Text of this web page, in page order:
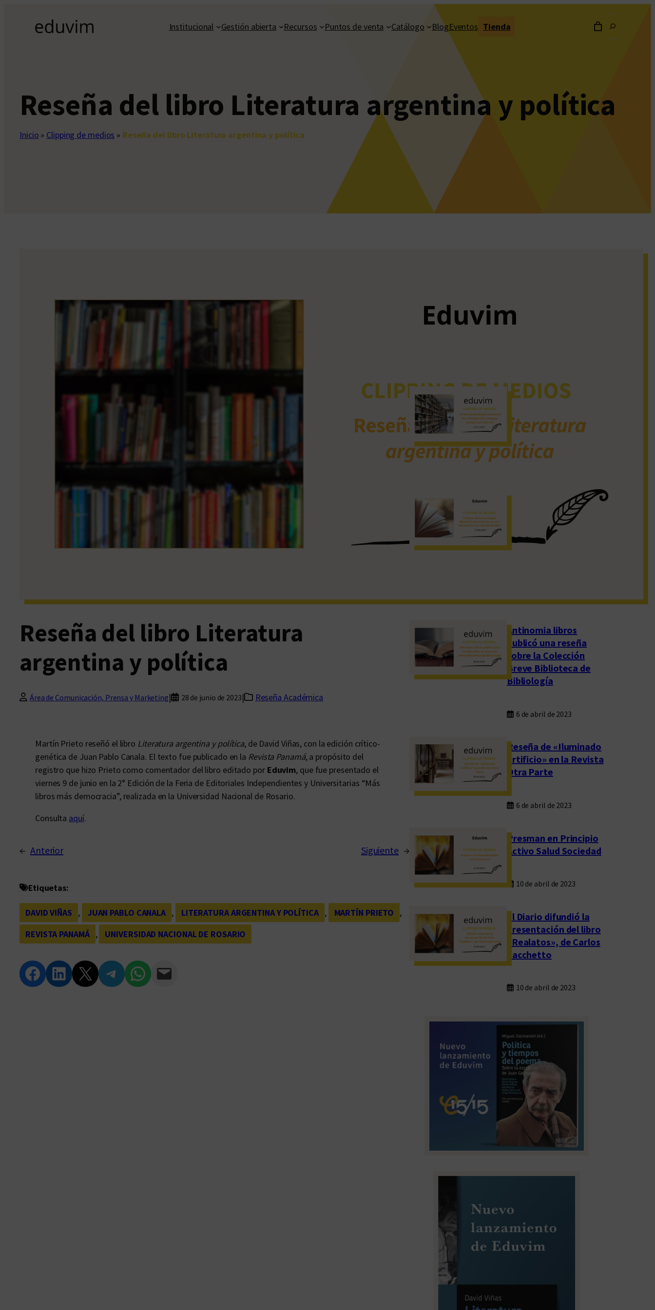
contenido
Institucional Gestión abierta Recursos Puntos de venta Catálogo BlogEventos Tienda
Reseña del libro Literatura argentina y política
Inicio » Clipping de medios » Reseña del libro Literatura argentina y política
Reseña del libro Literatura
argentina y política
Área de Comunicación, Prensa y Marketing| 28 de junio de 2023| Reseña Académica
Martín Prieto reseñó el libro Literatura argentina y política, de David Viñas, con la edición crítico-
genética de Juan Pablo Canala. El texto fue publicado en la Revista Panamá, a propósito del
registro que hizo Prieto como comentador del libro editado porEduvim, que fue presentado el
viernes 9 de junio en la 2° Edición de la Feria de Editoriales Independientes y Universitarias “Más
libros más democracia”, realizada en la Universidad Nacional de Rosario.
Consulta aquí.
← Anterior Siguiente →
Etiquetas:
DAVID VIÑAS , JUAN PABLO CANALA , LITERATURA ARGENTINA Y POLÍTICA , MARTÍN PRIETO
,
REVISTA PANAMÁ , UNIVERSIDAD NACIONAL DE ROSARIO
Compartir en Facebook Compartir en LinkedIn Compartir en Twitter Compartir en Telegram Compartir en WhatsApp Compartir vía Email
Antiguos clipping de
La Revista Analogías
de la sangre, editado
por Eduvim
Antropologías
difundió la
presentación de
«¿Qué hacemos con
1 de abril de 2023
Antinomia libros
publicó una reseña
sobre la Colección
Breve Biblioteca de
Bibliología
6 de abril de 2023
Reseña de «Iluminado
artificio» en la Revista
Otra Parte
6 de abril de 2023
Presman en Principio
Activo Salud Sociedad
10 de abril de 2023
El Diario difundió la
presentación del libro
«Realatos», de Carlos
Sacchetto
10 de abril de 2023